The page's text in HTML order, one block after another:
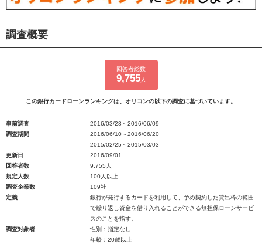
調査概要
回答者総数
9,755人
この銀行カードローンランキングは、オリコンの以下の調査に基づいています。
事前調査
2016/03/28～2016/06/09
調査期間
2016/06/10～2016/06/20
2015/02/25～2015/03/03
更新日
2016/09/01
回答者数
9,755人
規定人数
100人以上
調査企業数
109社
定義
銀行が発行するカードを利用して、予め契約した貸出枠の範囲
で繰り返し資金を借り入れることができる無担保ローンサービ
スのことを指す。
調査対象者
性別：指定なし
年齢：20歳以上